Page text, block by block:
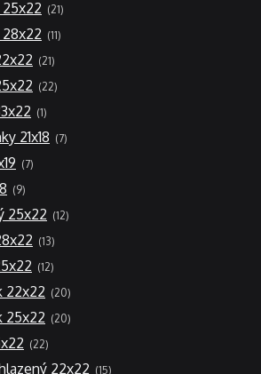
2121
produktů
1111
produktů
2121
produktů
2222
produktů
11
produkt
21x18 77
produktů
77
produktů
99
produktů
25x22 1212
produktů
1313
produktů
1212
produktů
22x22 2020
produktů
25x22 2020
produktů
2222
produktů
22x22 1515